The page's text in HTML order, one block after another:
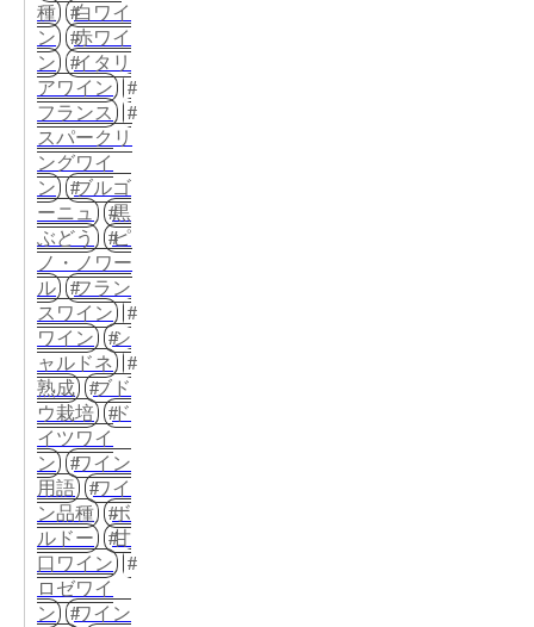
種
白ワイ
ン
赤ワイ
ン
イタリ
アワイン
フランス
スパークリ
ングワイ
ン
ブルゴ
ーニュ
黒
ぶどう
ピ
ノ・ノワー
ル
フラン
スワイン
ワイン
シ
ャルドネ
熟成
ブド
ウ栽培
ド
イツワイ
ン
ワイン
用語
ワイ
ン品種
ボ
ルドー
甘
口ワイン
ロゼワイ
ン
ワイン